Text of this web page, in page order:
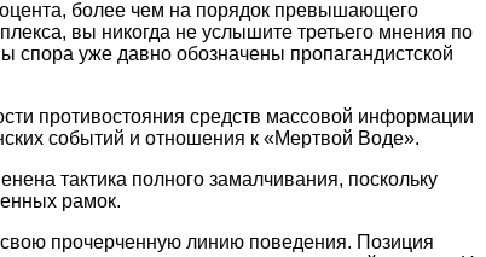
более чем на порядок превышающего
вы никогда не услышите третьего мнения по
спора уже давно обозначены пропагандистской
противостояния средств массовой информации
событий и отношения к «Мертвой Воде».
тактика полного замалчивания, поскольку
рамок.
прочерченную линию поведения. Позиция